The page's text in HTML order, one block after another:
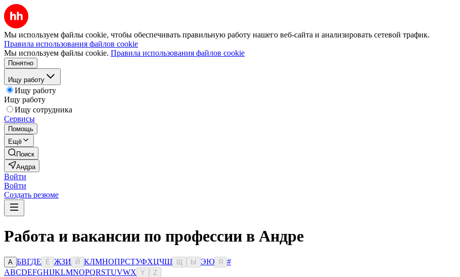
Мы используем файлы cookie, чтобы обеспечивать правильную работу нашего веб-сайта и анализировать сетевой трафик.
Правила использования файлов cookie
Мы используем файлы cookie. Правила использования файлов cookie
Понятно
Ищу работу
Ищу работу
Ищу работу
Ищу сотрудника
Сервисы
Помощь
Ещё
Поиск
Андра
Войти
Войти
Создать резюме
Работа и вакансии по профессии в Андре
А БВГДЕ Ё ЖЗИ Й КЛМНОПРСТУФХЦЧШ Ы ЭЮ Я
#
ABCDEFGHIJKLMNOPQRSTUVWX Y Z